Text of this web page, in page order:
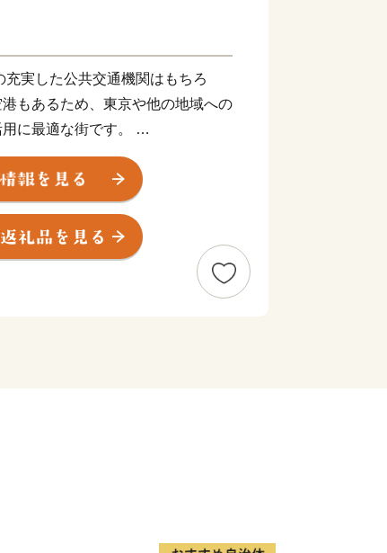
実した公共交通機関はもちろ
もあるため、東京や他の地域への
に最適な街です。
。神戸の魅力は、何より、都会と
囲まれ、心地よい風が吹く。
には、広大な田園風景が広がって
が盛んに交流する街でもあり、多